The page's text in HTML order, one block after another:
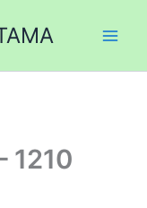
1210